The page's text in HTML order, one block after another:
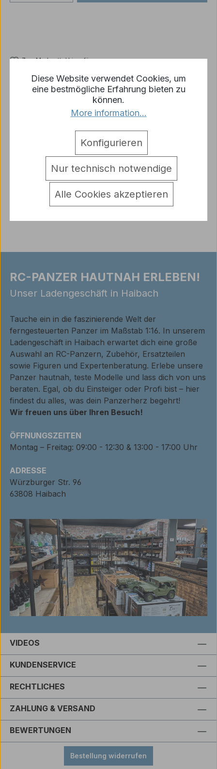
Zum Merkzettel hinzufügen
Produktnummer: p1485-R10-03
Antriebsachsenabstützung für den Königstiger Typ
A: Für Achsen bis 7,99mm Zwei gedrehte Alumin…
Warnhinweise
Bewertungen
RC-PANZER HAUTNAH ERLEBEN!
Unser Ladengeschäft in Haibach
Tauche ein in die faszinierende Welt der
ferngesteuerten Panzer im Maßstab 1:16. In unserem
Ladengeschäft in Haibach erwartet dich eine große
Auswahl an RC-Panzern, Zubehör, Ersatzteilen
sowie Figuren und Expertenberatung. Erlebe unsere
Panzer hautnah, teste Modelle und lass dich von uns
beraten. Egal, ob du Einsteiger oder Profi bist – hier
findest du alles, was dein Panzerherz begehrt!
Wir freuen uns über Ihren Besuch!
ÖFFNUNGSZEITEN
Montag – Freitag: 09:00 - 12:30 & 13:00 - 17:00 Uhr
ADRESSE
Würzburger Str. 96
63808 Haibach
VIDEOS
KUNDENSERVICE
RECHTLICHES
ZAHLUNG & VERSAND
BEWERTUNGEN
Bestellung widerrufen
Diese Website verwendet Cookies, um
eine bestmögliche Erfahrung bieten zu
können.
More information...
Nur technisch notwendige
Konfigurieren
Alle Cookies akzeptieren